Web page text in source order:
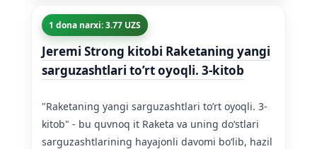
1 dona narxi: 3.77 UZS
Jeremi Strong kitobi Raketaning yangi
sarguzashtlari to’rt oyoqli. 3-kitob
"Raketaning yangi sarguzashtlari to’rt oyoqli. 3-
kitob" - bu quvnoq it Raketa va uning doʻstlari
sarguzashtlarining hayajonli davomi boʻlib, hazil